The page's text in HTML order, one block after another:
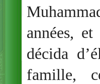
années,
décida
famille,